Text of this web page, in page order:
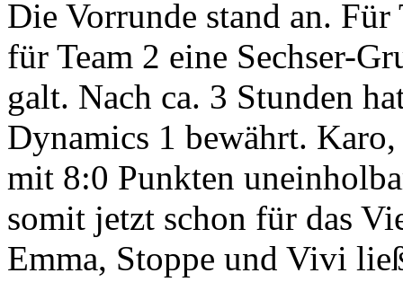
Die Vorrunde stand an.
für Team 2 eine Sechser-
galt. Nach ca. 3 Stunden
Dynamics 1 bewährt.
mit 8:0 Punkten
somit jetzt schon für das
Emma, Stoppe und Vivi